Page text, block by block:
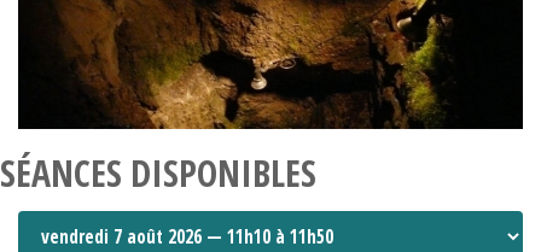
SÉANCES DISPONIBLES